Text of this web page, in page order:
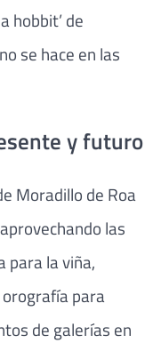
hobbit’ de
se hace en las
y futuro
Moradillo de Roa
las
para la viña,
para
de galerías en